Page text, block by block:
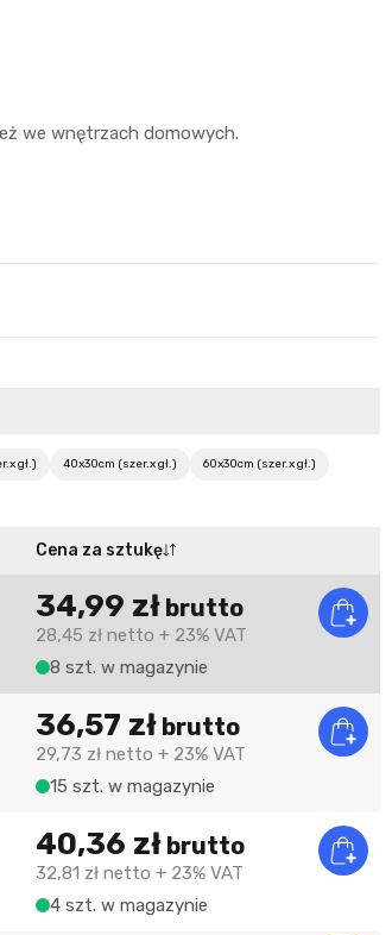
we wnętrzach domowych.
gł.) 40x30cm (szer.x gł.) 60x30cm (szer.x gł.)
Cena za sztukę
34,99 zł brutto
28,45 zł netto + 23% VAT
8 szt. w magazynie
36,57 zł brutto
29,73 zł netto + 23% VAT
15 szt. w magazynie
40,36 zł brutto
32,81 zł netto + 23% VAT
4 szt. w magazynie